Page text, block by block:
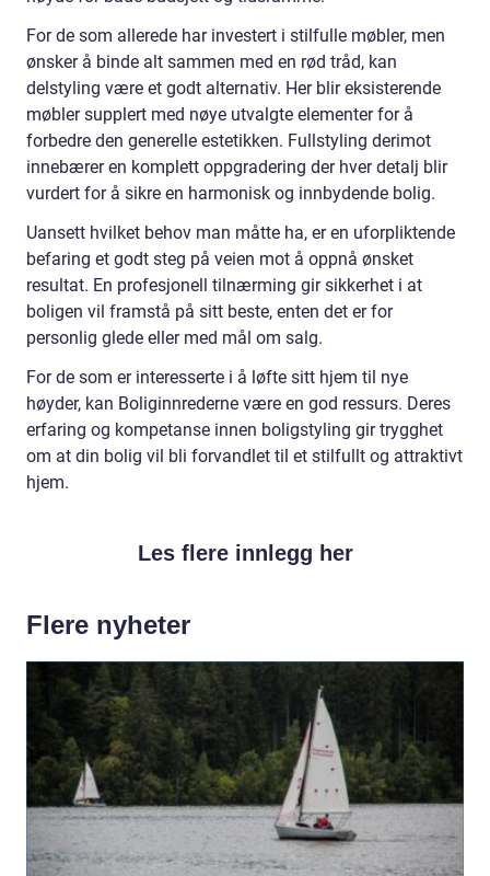
For de som allerede har investert i stilfulle møbler, men
ønsker å binde alt sammen med en rød tråd, kan
delstyling være et godt alternativ. Her blir eksisterende
møbler supplert med nøye utvalgte elementer for å
forbedre den generelle estetikken. Fullstyling derimot
innebærer en komplett oppgradering der hver detalj blir
vurdert for å sikre en harmonisk og innbydende bolig.
Uansett hvilket behov man måtte ha, er en uforpliktende
befaring et godt steg på veien mot å oppnå ønsket
resultat. En profesjonell tilnærming gir sikkerhet i at
boligen vil framstå på sitt beste, enten det er for
personlig glede eller med mål om salg.
For de som er interesserte i å løfte sitt hjem til nye
høyder, kan Boliginnrederne være en god ressurs. Deres
erfaring og kompetanse innen boligstyling gir trygghet
om at din bolig vil bli forvandlet til et stilfullt og attraktivt
hjem.
Les flere innlegg her
Flere nyheter